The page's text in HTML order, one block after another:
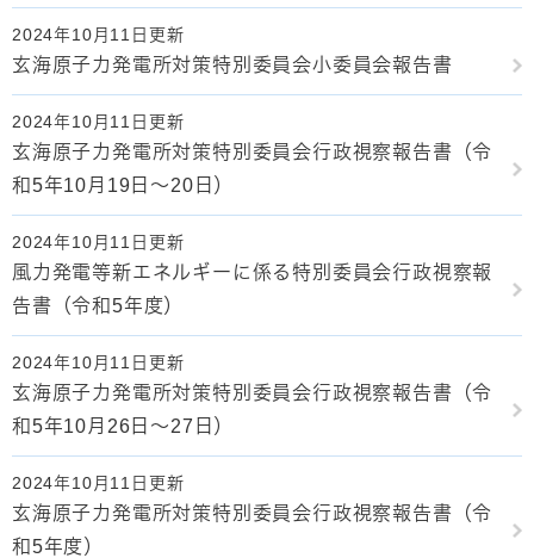
2024年10月11日更新
玄海原子力発電所対策特別委員会小委員会報告書
2024年10月11日更新
玄海原子力発電所対策特別委員会行政視察報告書（令
和5年10月19日～20日）
2024年10月11日更新
風力発電等新エネルギーに係る特別委員会行政視察報
告書（令和5年度）
2024年10月11日更新
玄海原子力発電所対策特別委員会行政視察報告書（令
和5年10月26日～27日）
2024年10月11日更新
玄海原子力発電所対策特別委員会行政視察報告書（令
和5年度）